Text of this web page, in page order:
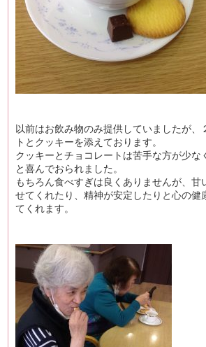
以前はお飲み物のみ提供していましたが、
トとクッキーを添えております。
クッキーとチョコレートは苦手な方が少な
と喜んでおられました。
もちろん食べすぎは良くありませんが、甘
せてくれたり、精神が安定したりと心の健
てくれます。